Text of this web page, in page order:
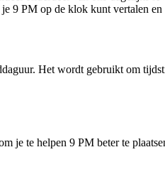
9 PM op de klok kunt vertalen
Het wordt gebruikt om
je te helpen 9 PM beter te